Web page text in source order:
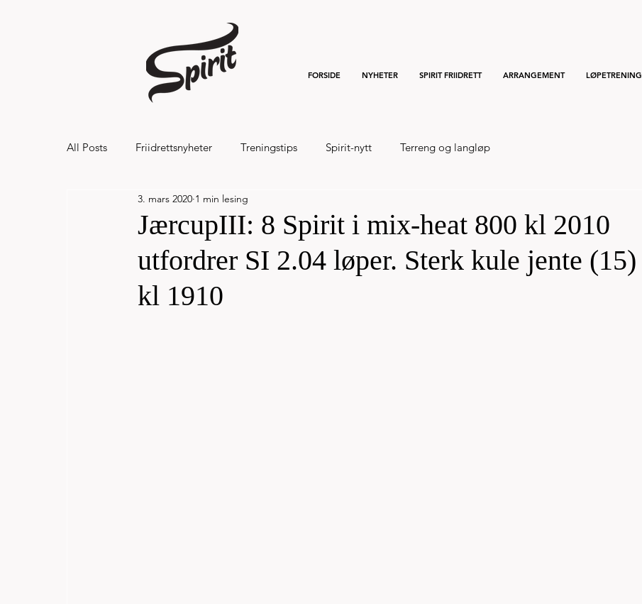
FORSIDE NYHETER SPIRIT FRIIDRETT ARRANGEMENT LØPETRENING
All Posts Friidrettsnyheter Treningstips Spirit-nytt Terreng og langløp
Hålandsvannet halvmaraton og 7km 20
JærcupIII: 8 Spirit i mix-heat 800 kl 2010
utfordrer SI 2.04 løper. Sterk kule jente (15)
kl 1910
3. mars 2020 1 min lesing